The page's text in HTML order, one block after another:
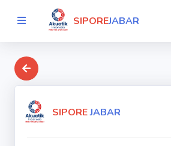
SIPOREJABAR
SIPOREJABAR